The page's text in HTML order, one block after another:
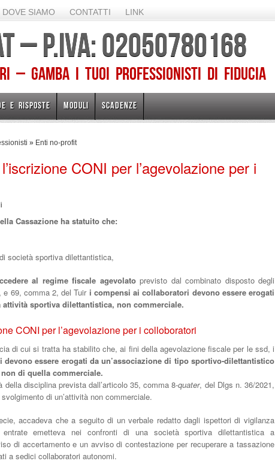
DOVE SIAMO CONTATTI LINK
– P.IVA: 02050780168
Gamba I TUOI PROFESSIONISTI DI FIDUCIA
E RISPOSTE MODULI SCADENZE
» Enti no-profit
CONI per l’agevolazione per i
Cassazione ha statuito che:
società sportiva dilettantistica,
al regime fiscale agevolatoprevisto dal combinato disposto degli
, e 69, comma 2, del Tuir i compensi ai collaboratori devono essere erogati
attività sportiva dilettantistica, non commerciale.
CONI per l’agevolazione per i colloboratori
di cui si tratta ha stabilito che, ai fini della agevolazione fiscale per le ssd, i
essere erogati da un’associazione di tipo sportivo-dilettantistico
di quella commerciale.
della disciplina prevista dall’articolo 35, comma 8-quater, del Dlgs n. 36/2021,
di un’attività non commerciale.
accadeva che a seguito di un verbale redatto dagli ispettori di vigilanza
entrate emetteva nei confronti di una società sportiva dilettantistica a
di accertamento e un avviso di contestazione per recuperare a tassazione
a sedici collaboratori autonomi.